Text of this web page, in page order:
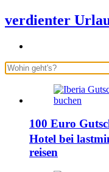
verdienter
100 Euro
Hotel bei
reisen